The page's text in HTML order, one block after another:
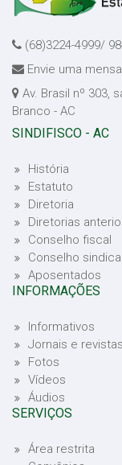
(68)3224-4999/
Envie uma
Av. Brasil nº 303,
Branco - AC
SINDIFISCO - AC
História
Estatuto
Diretoria
Diretorias
Conselho fiscal
Conselho sindical
Aposentados
INFORMAÇÕES
Informativos
Jornais e revistas
Fotos
Vídeos
Áudios
SERVIÇOS
Área restrita